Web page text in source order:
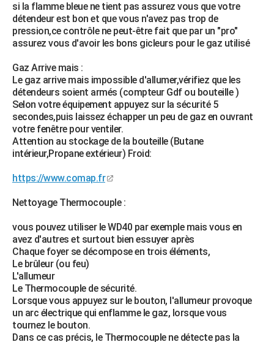
si la flamme bleue ne tient pas assurez vous que votre
détendeur est bon et que vous n'avez pas trop de
pression,ce contrôle ne peut-être fait que par un "pro"
assurez vous d'avoir les bons gicleurs pour le gaz utilisé
Gaz Arrive mais :
Le gaz arrive mais impossible d'allumer,vérifiez que les
détendeurs soient armés (compteur Gdf ou bouteille )
Selon votre équipement appuyez sur la sécurité 5
secondes,puis laissez échapper un peu de gaz en ouvrant
votre fenêtre pour ventiler.
Attention au stockage de la bouteille (Butane
intérieur,Propane extérieur) Froid:
https://www.comap.fr
Nettoyage Thermocouple :
vous pouvez utiliser le WD40 par exemple mais vous en
avez d'autres et surtout bien essuyer après
Chaque foyer se décompose en trois éléments,
Le brûleur (ou feu)
L'allumeur
Le Thermocouple de sécurité.
Lorsque vous appuyez sur le bouton, l'allumeur provoque
un arc électrique qui enflamme le gaz, lorsque vous
tournez le bouton.
Dans ce cas précis, le Thermocouple ne détecte pas la